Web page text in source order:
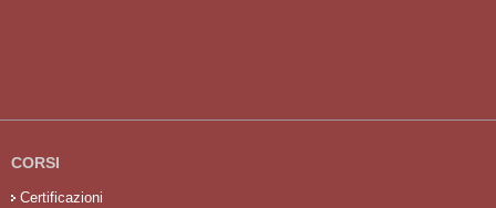
CORSI
Certificazioni